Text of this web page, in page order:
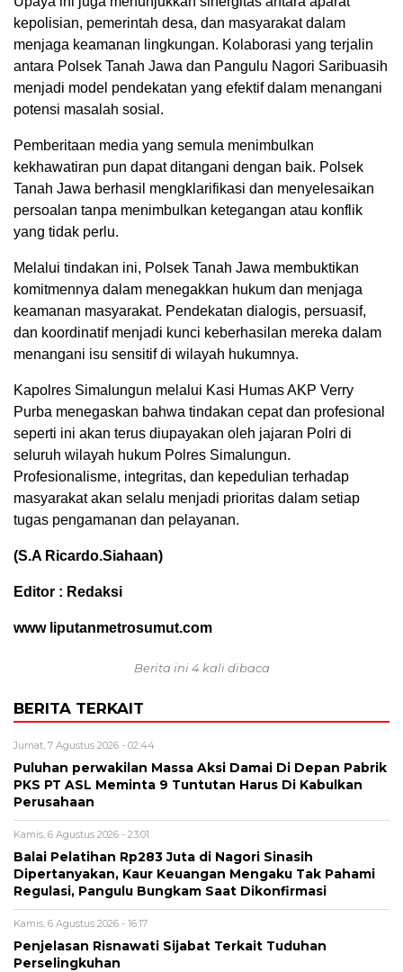
kepolisian, pemerintah desa, dan masyarakat dalam
menjaga keamanan lingkungan. Kolaborasi yang terjalin
antara Polsek Tanah Jawa dan Pangulu Nagori Saribuasih
menjadi model pendekatan yang efektif dalam menangani
potensi masalah sosial.
Pemberitaan media yang semula menimbulkan
kekhawatiran pun dapat ditangani dengan baik. Polsek
Tanah Jawa berhasil mengklarifikasi dan menyelesaikan
persoalan tanpa menimbulkan ketegangan atau konflik
yang tidak perlu.
Melalui tindakan ini, Polsek Tanah Jawa membuktikan
komitmennya dalam menegakkan hukum dan menjaga
keamanan masyarakat. Pendekatan dialogis, persuasif,
dan koordinatif menjadi kunci keberhasilan mereka dalam
menangani isu sensitif di wilayah hukumnya.
Kapolres Simalungun melalui Kasi Humas AKP Verry
Purba menegaskan bahwa tindakan cepat dan profesional
seperti ini akan terus diupayakan oleh jajaran Polri di
seluruh wilayah hukum Polres Simalungun.
Profesionalisme, integritas, dan kepedulian terhadap
masyarakat akan selalu menjadi prioritas dalam setiap
tugas pengamanan dan pelayanan.
(S.A Ricardo.Siahaan)
Editor : Redaksi
www liputanmetrosumut.com
Berita ini 4 kali dibaca
BERITA TERKAIT
Jumat, 7 Agustus 2026 - 02:44
Puluhan perwakilan Massa Aksi Damai Di Depan Pabrik
PKS PT ASL Meminta 9 Tuntutan Harus Di Kabulkan
Perusahaan
Kamis, 6 Agustus 2026 - 23:01
Balai Pelatihan Rp283 Juta di Nagori Sinasih
Dipertanyakan, Kaur Keuangan Mengaku Tak Pahami
Regulasi, Pangulu Bungkam Saat Dikonfirmasi
Kamis, 6 Agustus 2026 - 16:17
Penjelasan Risnawati Sijabat Terkait Tuduhan
Perselingkuhan